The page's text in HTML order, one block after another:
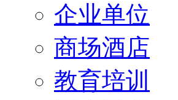
企业单位
商场酒店
教育培训